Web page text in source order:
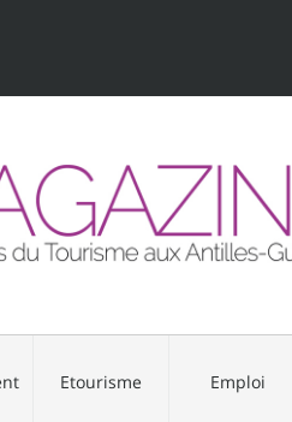
Etourisme Emploi